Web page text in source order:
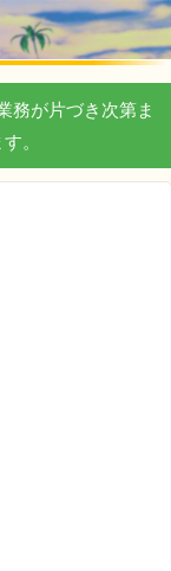
務が片づき次第ま
。